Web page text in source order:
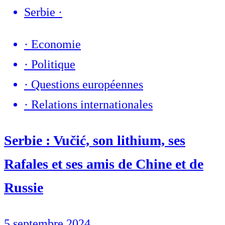
Serbie ·
· Economie
· Politique
· Questions européennes
· Relations internationales
Serbie : Vučić, son lithium, ses
Rafales et ses amis de Chine et de
Russie